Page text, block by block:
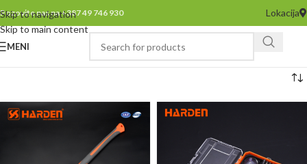
Skip to navigation
Skip to main content
Pozovite nas na +387 49 746 930 Lokacija
MENI